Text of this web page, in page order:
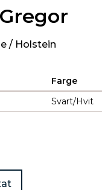
/ Holstein
Farge
Svart/Hvit